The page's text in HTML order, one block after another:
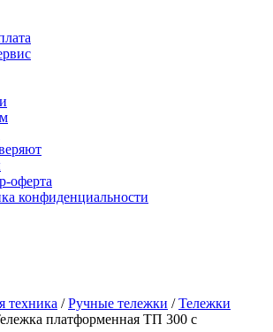
оферта
конфиденциальности
техника /Ручные тележки /Тележки
платформенная ТП 300 с